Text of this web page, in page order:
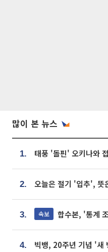
많이 본 뉴스
1.
2. 오늘은 절기 '입추', 뜻
3. 속보 합수본, '통계 조작' 서
4.